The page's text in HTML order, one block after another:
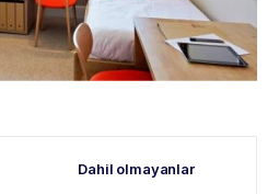
Dahil olmayanlar